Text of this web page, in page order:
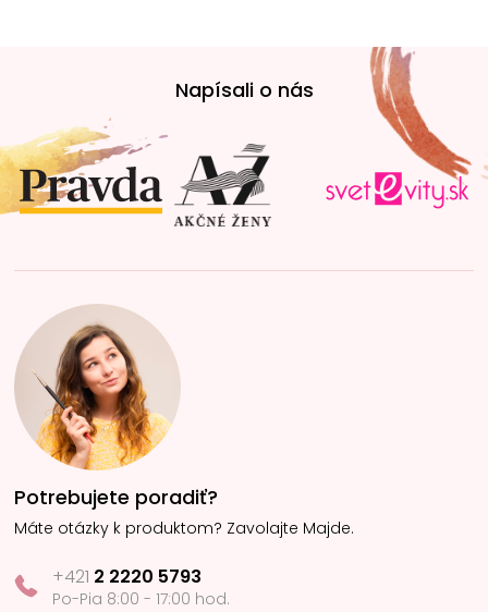
t
i
e
Napísali o nás
Potrebujete poradiť?
Máte otázky k produktom? Zavolajte Majde.
+421 2 2220 5793
Po-Pia 8:00 - 17:00 hod.